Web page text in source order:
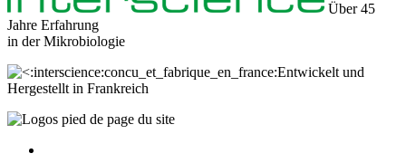
Über 45
Jahre Erfahrung
in derMikrobiologie
Entwickelt und
Hergestellt in Frankreich